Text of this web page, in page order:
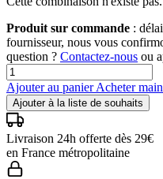
Produit sur commande :
fournisseur, nous vous
question ? Contactez-nous ou
Ajouter au panierAcheter
Ajouter à la liste de souhaits
Livraison 24h offerte dès 29€
en France métropolitaine